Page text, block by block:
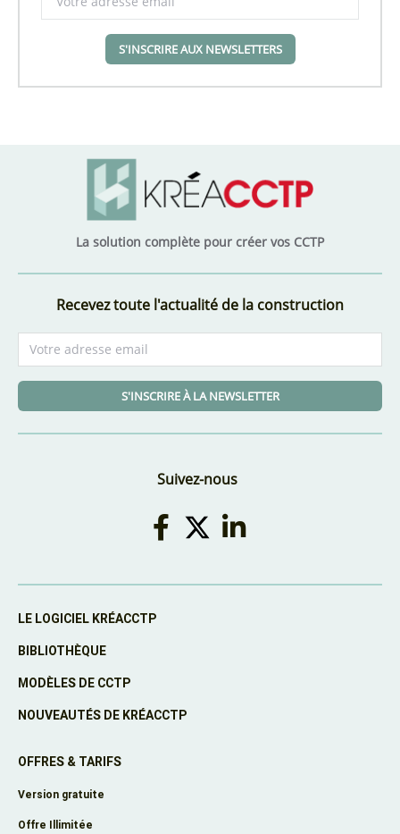
S'INSCRIRE AUX NEWSLETTERS
La solution complète pour créer vos CCTP
Recevez toute l'actualité de la construction
S'INSCRIRE À LA NEWSLETTER
Suivez-nous
LE LOGICIEL KRÉACCTP
BIBLIOTHÈQUE
MODÈLES DE CCTP
NOUVEAUTÉS DE KRÉACCTP
OFFRES & TARIFS
Version gratuite
Offre Illimitée